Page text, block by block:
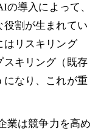
導入によって、
役割が生まれてい
はリスキリング
スキリング（既存
になり、これが重
業は競争力を高め